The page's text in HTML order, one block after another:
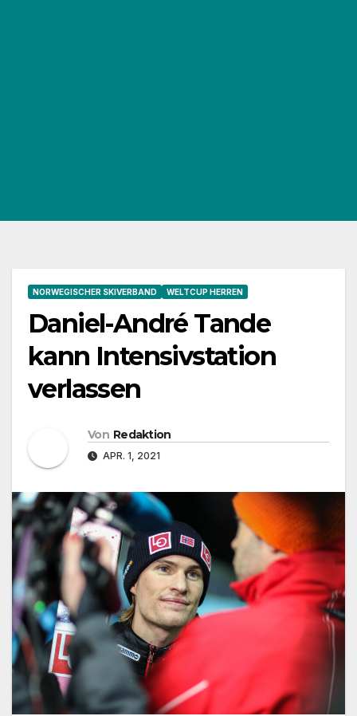
NORWEGISCHER SKIVERBAND WELTCUP HERREN
Daniel-André Tande
kann Intensivstation
verlassen
Von Redaktion
APR. 1, 2021